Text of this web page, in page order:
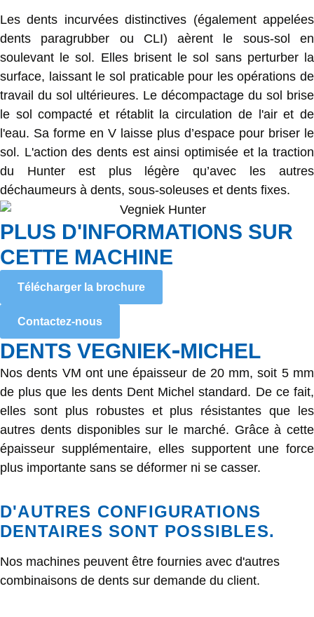
Les dents incurvées distinctives (également appelées
dents paragrubber ou CLI) aèrent le sous-sol en
soulevant le sol. Elles brisent le sol sans perturber la
surface, laissant le sol praticable pour les opérations de
travail du sol ultérieures. Le décompactage du sol brise
le sol compacté et rétablit la circulation de l'air et de
l'eau. Sa forme en V laisse plus d’espace pour briser le
sol. L'action des dents est ainsi optimisée et la traction
du Hunter est plus légère qu’avec les autres
déchaumeurs à dents, sous-soleuses et dents fixes.
PLUS D'INFORMATIONS SUR
CETTE MACHINE
Télécharger la brochure
Contactez-nous
DENTS VEGNIEK-MICHEL
Nos dents VM ont une épaisseur de 20 mm, soit 5 mm
de plus que les dents Dent Michel standard. De ce fait,
elles sont plus robustes et plus résistantes que les
autres dents disponibles sur le marché. Grâce à cette
épaisseur supplémentaire, elles supportent une force
plus importante sans se déformer ni se casser.
D'AUTRES CONFIGURATIONS
DENTAIRES SONT POSSIBLES.
Nos machines peuvent être fournies avec d'autres
combinaisons de dents sur demande du client.